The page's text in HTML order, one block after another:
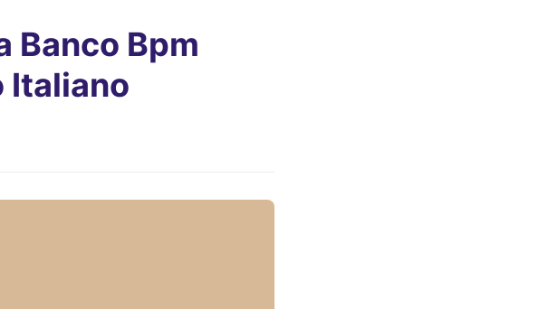
Banco Bpm
Italiano